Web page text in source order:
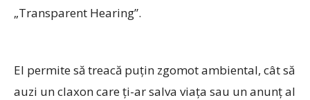
„Transparent Hearing”.
El permite să treacă puţin zgomot ambiental, cât să
auzi un claxon care ţi-ar salva viaţa sau un anunţ al